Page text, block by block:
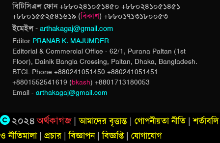
বিটিসিএল ফোন +৮৮০২৪১০৫১৪৫০ +৮৮০২৪১০৫১৪৫১
+৮৮০১৫৫২৫৪১৬১৯ (বিকাশ) +৮৮০১৭১৩১৮০০৫৩
ইমেইল - arthakagaj@gmail.com
Editor PRANAB K. MAJUMDER
Editorial & Commercial Office - 62/1, Purana Paltan (1st
Floor), Dainik Bangla Crossing, Paltan, Dhaka, Bangladesh.
BTCL Phone +880241051450 +880241051451
+8801552541619 (bkash) +8801713180053
Email - arthakagaj@gmail.com
২০২৪অর্থকাগজ|আমাদের বৃত্তান্ত| গোপনীয়তা নীতি|শর্তাবলি
ও নীতিমালা| প্রচার |বিজ্ঞাপন|বিজ্ঞপ্তি| যোগাযোগ